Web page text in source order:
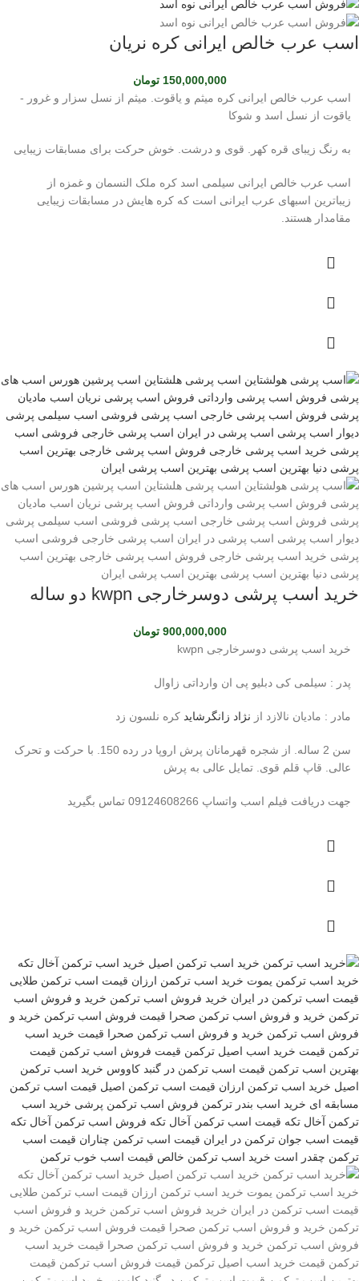
اسب عرب خالص ایرانی کره نریان
150,000,000 تومان
اسب عرب خالص ایرانی کره میثم و یاقوت. میثم از نسل سزار و غرور -
یاقوت از نسل اسد و شوکا
به رنگ زیبای قره کهر. قوی و درشت. خوش حرکت برای مسابقات زیبایی
اسب عرب خالص ایرانی سیلمی اسد کره ملک النسمان و غمزه از
زیباترین اسبهای عرب ایرانی است که کره هایش در مسابقات زیبایی
مقامدار هستند.
خرید اسب پرشی دوسرخارجی kwpn دو ساله
900,000,000 تومان
خرید اسب پرشی دوسرخارجی kwpn
پدر : سیلمی کی دبلیو پی ان وارداتی زاوال
مادر : مادیان نالازد از نژاد زانگرشاید کره نلسون زد
سن 2 ساله. از شجره قهرمانان پرش اروپا در رده 150. با حرکت و تحرک
عالی. قاپ قلم قوی. تمایل عالی به پرش
جهت دریافت فیلم اسب واتساپ 09124608266 تماس بگیرید